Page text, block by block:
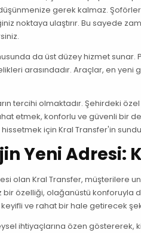
gerek kalmaz. Şoförler
noktaya ulaştırır. Bu sayede
da üst düzey hizmet
arasındadır. Araçlar, en yeni
tercihi olmaktadır. Şehirdeki
etmek, konforlu ve güvenli bir
için Kral Transfer'in
Yeni Adresi:
olan Kral Transfer,
bir özelliği, olağanüstü
ve rahat bir hale getirecek
ihtiyaçlarına özen göstererek,